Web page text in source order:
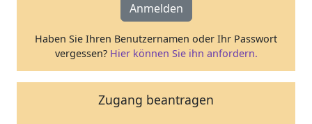
Anmelden
Haben Sie Ihren Benutzernamen oder Ihr Passwort
vergessen? Hier können Sie ihn anfordern.
Zugang beantragen